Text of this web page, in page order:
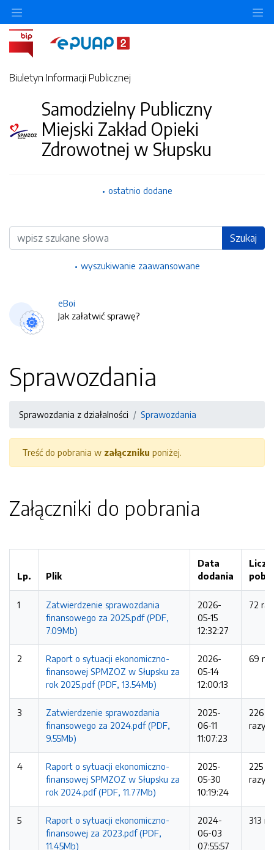
Biuletyn Informacji Publicznej
Samodzielny Publiczny
Miejski Zakład Opieki
Zdrowotnej w Słupsku
ostatnio dodane
Wyszukiwarka Szukaj
wyszukiwanie zaawansowane
eBoi
Jak załatwić sprawę?
Sprawozdania
Sprawozdania z działalności Sprawozdania
Treść do pobrania w załączniku poniżej.
Załączniki do pobrania
Lp. Plik
Data
dodania
1
Zatwierdzenie sprawozdania
finansowego za 2025.pdf (PDF,
7.09Mb)
2026-
05-15
12:32:27
72
2
Raport o sytuacji ekonomiczno-
finansowej SPMZOZ w Słupsku za
rok 2025.pdf (PDF, 13.54Mb)
2026-
05-14
12:00:13
69
3
Zatwierdzenie sprawozdania
finansowego za 2024.pdf (PDF,
9.55Mb)
2025-
06-11
11:07:23
226
razy
4
Raport o sytuacji ekonomiczno-
finansowej SPMZOZ w Słupsku za
rok 2024.pdf (PDF, 11.77Mb)
2025-
05-30
10:19:24
225
razy
5
Raport o sytuacji ekonomiczno-
finansowej za 2023.pdf (PDF,
11.45Mb)
2024-
06-03
07:55:57
313